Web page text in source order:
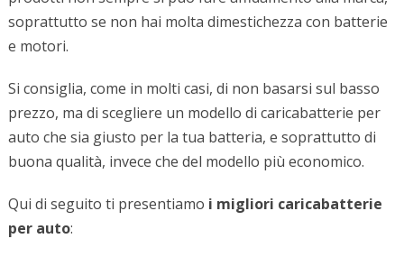
soprattutto se non hai molta dimestichezza con batterie
e motori.
Si consiglia, come in molti casi, di non basarsi sul basso
prezzo, ma di scegliere un modello di caricabatterie per
auto che sia giusto per la tua batteria, e soprattutto di
buona qualità, invece che del modello più economico.
Qui di seguito ti presentiamo i migliori caricabatterie
per auto: